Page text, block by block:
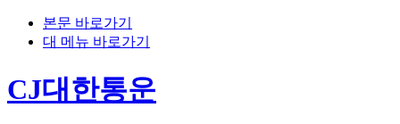
본문 바로가기
대 메뉴 바로가기
CJ대한통운